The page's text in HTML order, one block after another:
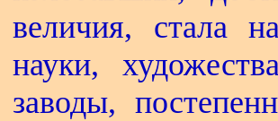
величия, стала
науки,
заводы,